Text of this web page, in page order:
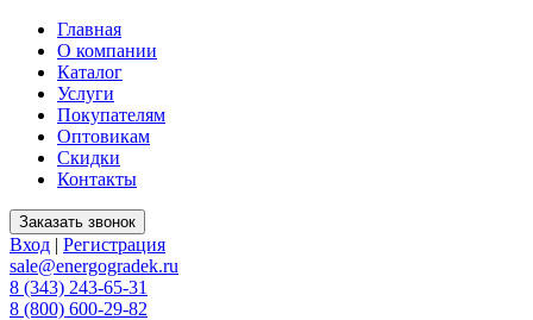
Главная
О компании
Каталог
Услуги
Покупателям
Оптовикам
Скидки
Контакты
Вход | Регистрация
sale@energogradek.ru
8 (343) 243-65-31
8 (800) 600-29-82